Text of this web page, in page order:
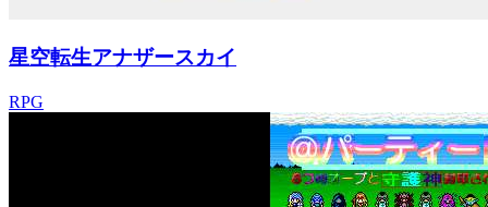
星空転生アナザースカイ
RPG